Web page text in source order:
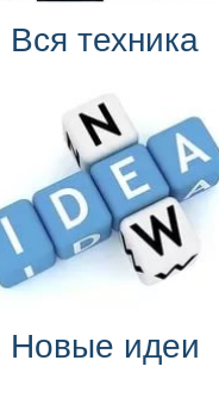
Вся техника
Новые идеи